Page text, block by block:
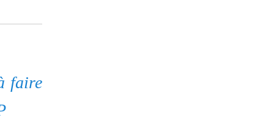
faire